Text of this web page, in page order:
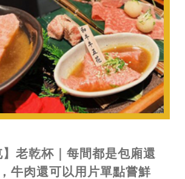
】老乾杯｜每間都是包廂還
牛肉還可以用片單點嘗鮮